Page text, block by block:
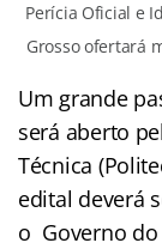
Perícia Oficial e
Grosso ofertará
Um grande
será aberto
Técnica
edital deverá
o Governo